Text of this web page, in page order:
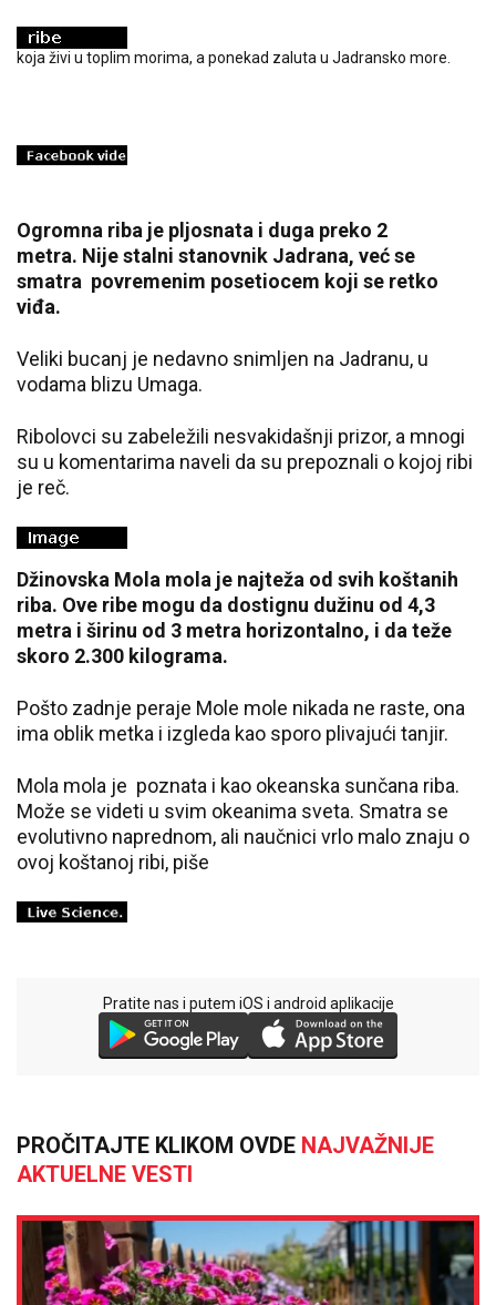
koja živi u toplim morima, a ponekad zaluta u Jadransko more.
Ogromna riba je pljosnata i duga preko 2
metra. Nije stalni stanovnik Jadrana, već se
smatra povremenim posetiocem koji se retko
viđa.
Veliki bucanj je nedavno snimljen na Jadranu, u
vodama blizu Umaga.
Ribolovci su zabeležili nesvakidašnji prizor, a mnogi
su u komentarima naveli da su prepoznali o kojoj ribi
je reč.
Džinovska Mola mola je najteža od svih koštanih
riba. Ove ribe mogu da dostignu dužinu od 4,3
metra i širinu od 3 metra horizontalno, i da teže
skoro 2.300 kilograma.
Pošto zadnje peraje Mole mole nikada ne raste, ona
ima oblik metka i izgleda kao sporo plivajući tanjir.
Mola mola je poznata i kao okeanska sunčana riba.
Može se videti u svim okeanima sveta. Smatra se
evolutivno naprednom, ali naučnici vrlo malo znaju o
ovoj koštanoj ribi, piše
Pratite nas i putem iOS i android aplikacije
PROČITAJTE KLIKOM OVDE NAJVAŽNIJE
AKTUELNE VESTI